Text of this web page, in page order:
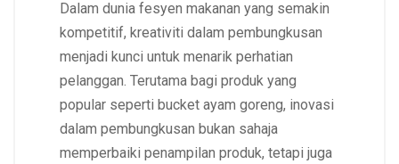
Dalam dunia fesyen makanan yang semakin
kompetitif, kreativiti dalam pembungkusan
menjadi kunci untuk menarik perhatian
pelanggan. Terutama bagi produk yang
popular seperti bucket ayam goreng, inovasi
dalam pembungkusan bukan sahaja
memperbaiki penampilan produk, tetapi juga